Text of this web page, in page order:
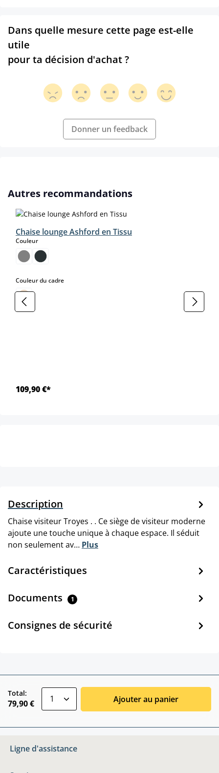
Dans quelle mesure cette page est-elle
utile
pour ta décision d'achat ?
Donner un feedback
Ignorer la galerie de produits
Autres recommandations
Chaise lounge Ashford en Tissu
Couleurselect
Couleur du cadreselect
109,90 €*
Description
Chaise visiteur Troyes . . Ce siège de visiteur moderne
ajoute une touche unique à chaque espace. Il séduit
non seulement av… Plus
Caractéristiques
Documents 1
Consignes de sécurité
Total:
79,90 € Ajouter au panier
Ligne d'assistance